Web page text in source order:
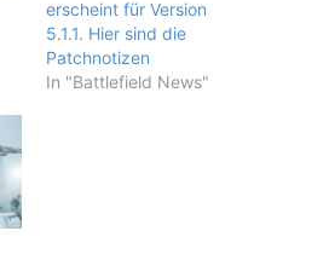
erscheint für Version
5.1.1. Hier sind die
Patchnotizen
In "Battlefield News"